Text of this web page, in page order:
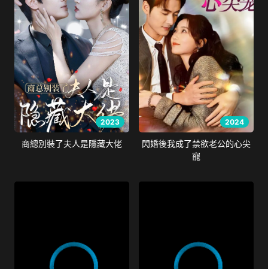
2023
商總別裝了夫人是隱藏大佬
2024
閃婚後我成了禁欲老公的心尖
寵